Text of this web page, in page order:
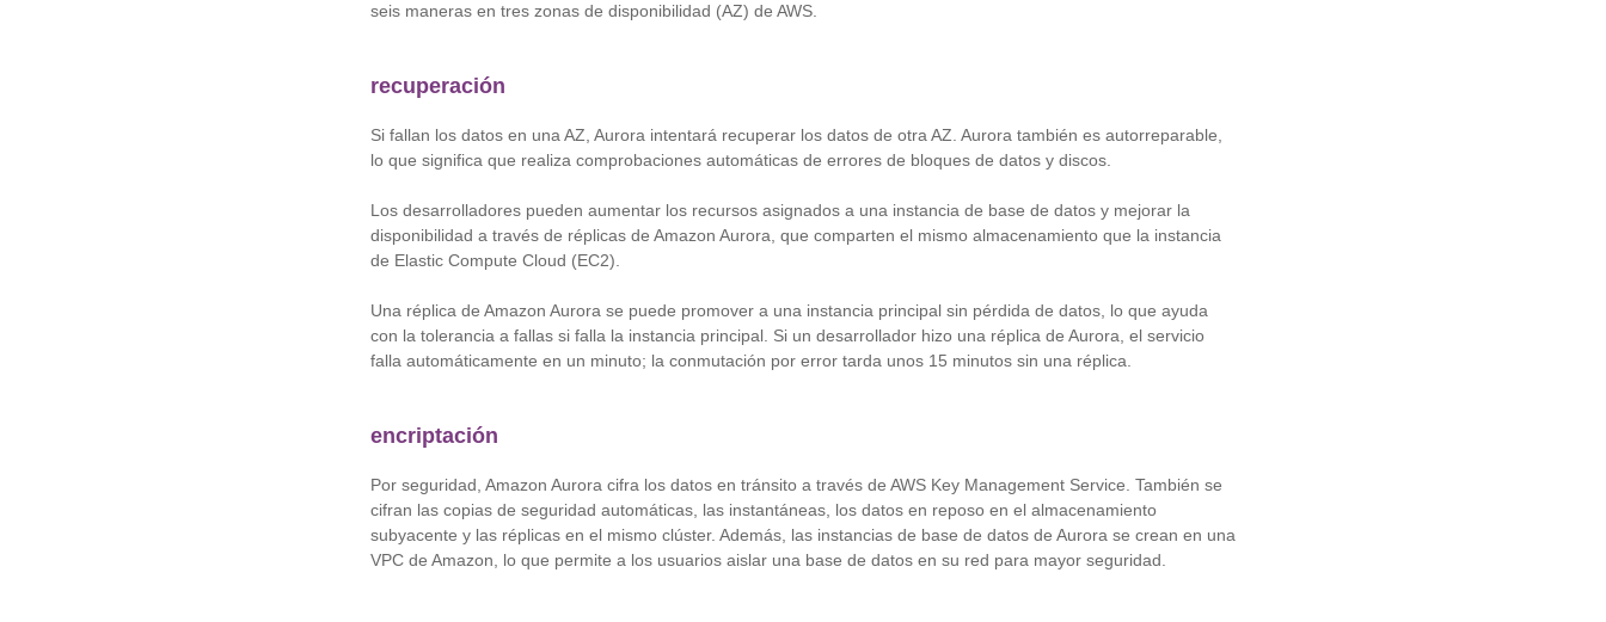
seis maneras en tres zonas de disponibilidad (AZ) de AWS.
recuperación
Si fallan los datos en una AZ, Aurora intentará recuperar los datos de otra AZ. Aurora también es autorreparable,
lo que significa que realiza comprobaciones automáticas de errores de bloques de datos y discos.
Los desarrolladores pueden aumentar los recursos asignados a una instancia de base de datos y mejorar la
disponibilidad a través de réplicas de Amazon Aurora, que comparten el mismo almacenamiento que la instancia
de Elastic Compute Cloud (EC2).
Una réplica de Amazon Aurora se puede promover a una instancia principal sin pérdida de datos, lo que ayuda
con la tolerancia a fallas si falla la instancia principal. Si un desarrollador hizo una réplica de Aurora, el servicio
falla automáticamente en un minuto; la conmutación por error tarda unos 15 minutos sin una réplica.
encriptación
Por seguridad, Amazon Aurora cifra los datos en tránsito a través de AWS Key Management Service. También se
cifran las copias de seguridad automáticas, las instantáneas, los datos en reposo en el almacenamiento
subyacente y las réplicas en el mismo clúster. Además, las instancias de base de datos de Aurora se crean en una
VPC de Amazon, lo que permite a los usuarios aislar una base de datos en su red para mayor seguridad.